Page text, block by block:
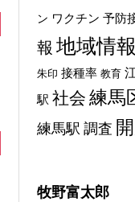
ン ワクチン 予防
報 地域情報
朱印 接種率 教育
駅 社会 練馬
練馬駅 調査
牧野富太郎